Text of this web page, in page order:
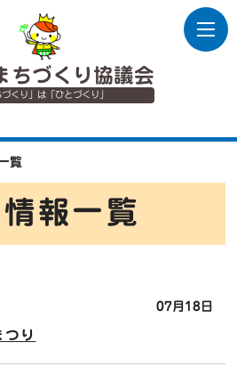
ちづくり協議会
づくり」は「ひとづくり」
覧
報一覧
07月18日
り